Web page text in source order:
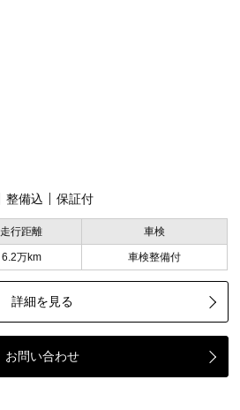
整備込 保証付
走行距離 車検
6.2万km 車検整備付
詳細を見る
お問い合わせ